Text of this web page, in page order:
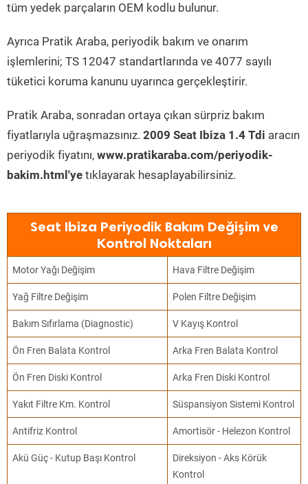
tüm yedek parçaların OEM kodlu bulunur.
Ayrıca Pratik Araba, periyodik bakım ve onarım
işlemlerini; TS 12047 standartlarında ve 4077 sayılı
tüketici koruma kanunu uyarınca gerçekleştirir.
Pratik Araba, sonradan ortaya çıkan sürpriz bakım
fiyatlarıyla uğraşmazsınız. 2009 Seat Ibiza 1.4 Tdi aracın
periyodik fiyatını, www.pratikaraba.com/periyodik-
bakim.html'ye tıklayarak hesaplayabilirsiniz.
Seat Ibiza Periyodik Bakım Değişim ve
Kontrol Noktaları
Motor Yağı Değişim Hava Filtre Değişim
Yağ Filtre Değişim Polen Filtre Değişim
Bakım Sıfırlama (Diagnostic) V Kayış Kontrol
Ön Fren Balata Kontrol Arka Fren Balata Kontrol
Ön Fren Diski Kontrol Arka Fren Diski Kontrol
Yakıt Filtre Km. Kontrol Süspansiyon Sistemi Kontrol
Antifriz Kontrol Amortisör - Helezon Kontrol
Akü Güç - Kutup Başı Kontrol
Direksiyon - Aks Körük
Kontrol